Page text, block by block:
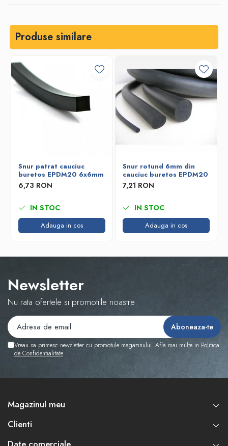
Produse similare
Snur patrat cauciuc
buretos EPDM20 6x6mm
6,73 RON
IN STOC
Adauga in cos
Snur rotund 6mm din
cauciuc buretos EPDM20
7,21 RON
IN STOC
Adauga in cos
Newsletter
Nu rata ofertele si promotiile noastre
Vreau sa primesc newsletter cu promotiile magazinului. Afla mai multe in Politica
de Confidentialitate
Magazinul meu
Clienti